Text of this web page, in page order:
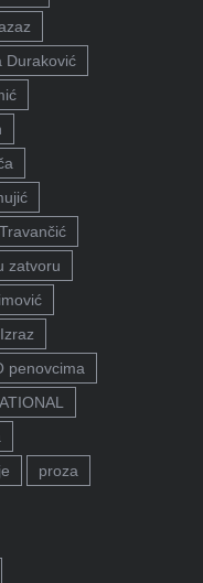
Duraković
zatvoru
penovcima
proza